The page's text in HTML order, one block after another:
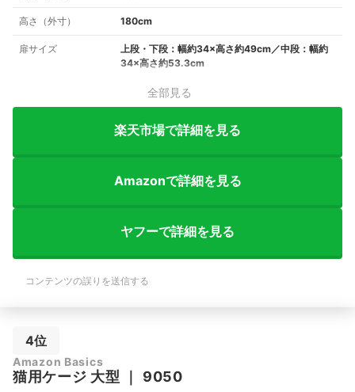
高さ（外寸） 180cm
扉サイズ
上段・下段：幅約34×高さ約49cm／中段：幅約
34×高さ約53.3cm
全部見る
楽天市場で詳細を見る
Amazonで詳細を見る
ヤフーで詳細を見る
コンテンツの誤りを送信する
4位
Amazon Basics
猫用ケージ 大型 ｜ 9050